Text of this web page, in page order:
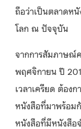
ถือว่าเป็นตลาดห
โลก ณ ปัจจุบัน
จากการสัมภาษณ์
พฤศจิกายน ปี
เวลาเครียด ต้อง
หนังสือที่มาพร้อม
หนังสือที่มีหนังสือ